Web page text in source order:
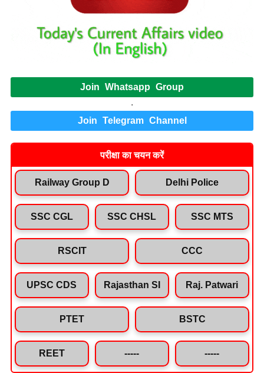
Join Whatsapp Group
.
Join Telegram Channel
परीक्षा का चयन करें
Railway Group D Delhi Police
SSC CGL SSC CHSL SSC MTS
RSCIT CCC
UPSC CDS Rajasthan SI Raj. Patwari
PTET BSTC
REET ----- -----